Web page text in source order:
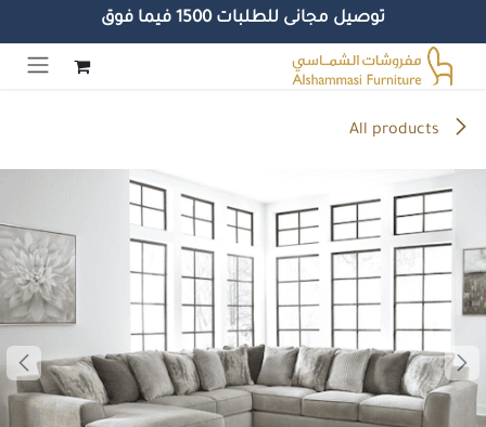
توصيل مجانى للطلبات 1500 فيما فوق
تخطي للذهاب إلى المحتوى
All products